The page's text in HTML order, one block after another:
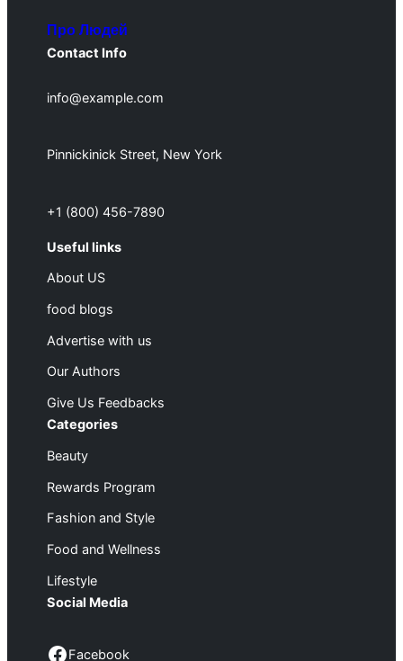
Про Людей
Contact Info
info@example.com
Pinnickinick Street, New York
+1 (800) 456-7890
Useful links
About US
food blogs
Advertise with us
Our Authors
Give Us Feedbacks
Categories
Beauty
Rewards Program
Fashion and Style
Food and Wellness
Lifestyle
Social Media
Facebook Facebook